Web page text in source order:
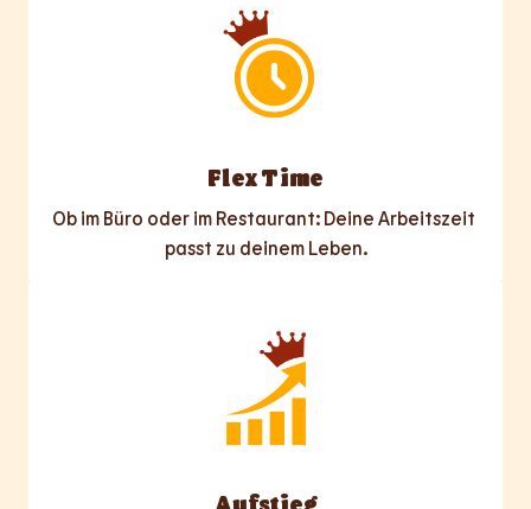
Flex Time
Ob im Büro oder im Restaurant: Deine Arbeitszeit
passt zu deinem Leben.
Aufstieg